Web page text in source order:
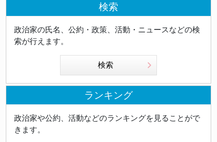
検索
政治家の氏名、公約・政策、活動・ニュースなどの検
索が行えます。
検索
ランキング
政治家や公約、活動などのランキングを見ることがで
きます。